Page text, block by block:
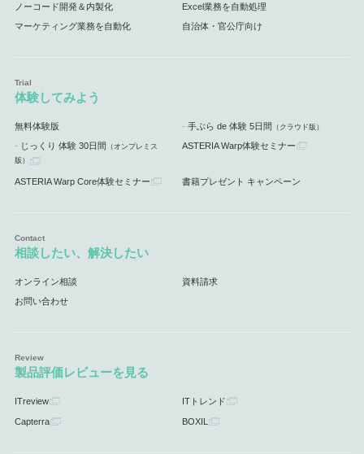
ノーコード開発＆内製化 Excel業務を自動処理
マーケティング業務を自動化 自治体・官公庁向け
体験してみよう
無料体験版 手ぶら de 体験 5日間 （クラウド版）
じっくり 体験 30日間 （オンプレミス
版）
ASTERIA Warp体験セミナー
ASTERIA Warp Core体験セミナー 書籍プレゼント キャンペーン
相談したい、解決したい
オンライン相談 資料請求
お問い合わせ
製品評価レビューを見る
ITreview ITトレンド
Capterra BOXIL